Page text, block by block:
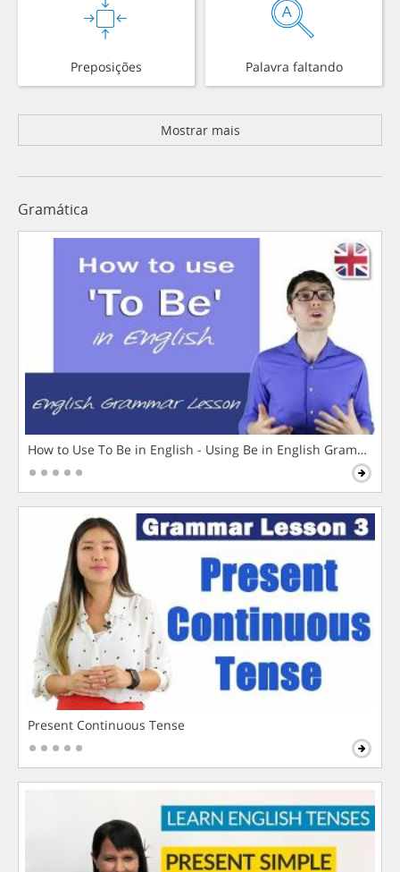
Preposições Palavra faltando
Mostrar mais
Gramática
How to Use To Be in English - Using Be in English Grammar
Present Continuous Tense